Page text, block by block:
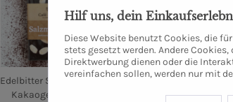
Edelbitter Salz Mandel
Kakaogehalt 70%
Bruch
Hilf uns, dein
Diese Website benutzt Cookies, die
stets gesetzt werden. Andere
Direktwerbung dienen oder die
vereinfachen sollen, werden nur mit